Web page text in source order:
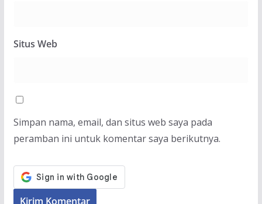
Situs Web
Simpan nama, email, dan situs web saya pada
peramban ini untuk komentar saya berikutnya.